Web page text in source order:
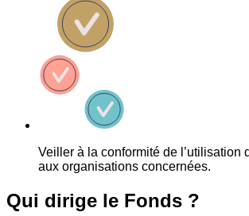
Veiller à la conformité de l’utilisation
aux organisations concernées.
Qui dirige le Fonds ?